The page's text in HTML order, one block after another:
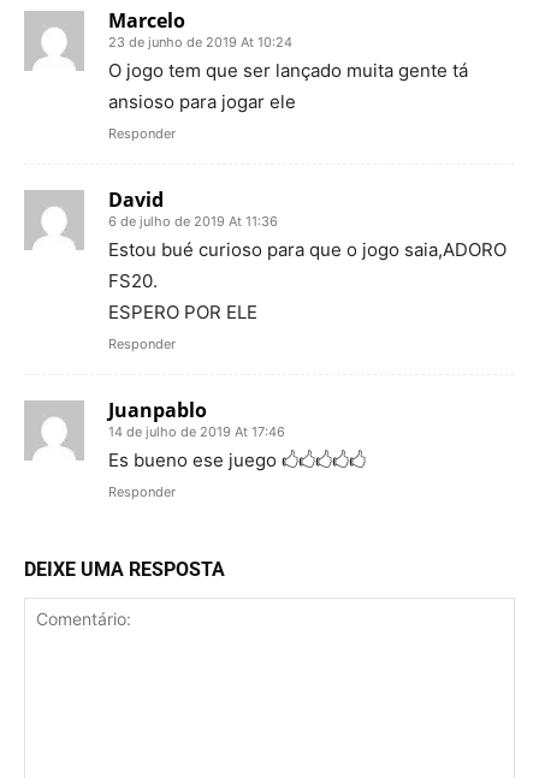
Marcelo
23 de junho de 2019 At 10:24
O jogo tem que ser lançado muita gente tá
ansioso para jogar ele
Responder
David
6 de julho de 2019 At 11:36
Estou bué curioso para que o jogo saia,ADORO
FS20.
ESPERO POR ELE
Responder
Juanpablo
14 de julho de 2019 At 17:46
Es bueno ese juego 🖒🖒🖒🖒🖒
Responder
DEIXE UMA RESPOSTA